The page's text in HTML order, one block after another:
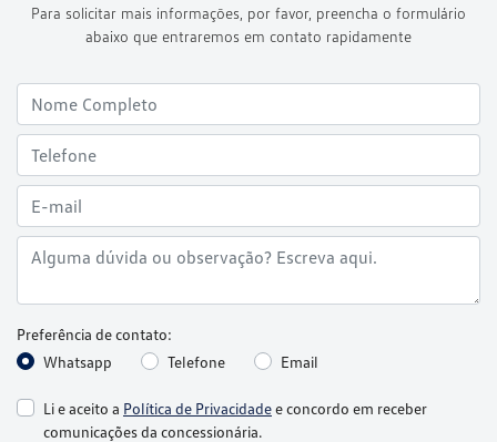
Para solicitar mais informações, por favor, preencha o formulário
abaixo que entraremos em contato rapidamente
Preferência de contato:
Whatsapp
Telefone Email
Li e aceito a Política de Privacidadee concordo em receber
comunicações da concessionária.